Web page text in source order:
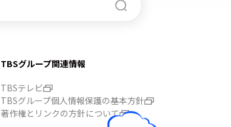
TBSグループ関連情報
TBSテレビ
TBSグループ個人情報保護の基本方針
著作権とリンクの方針について